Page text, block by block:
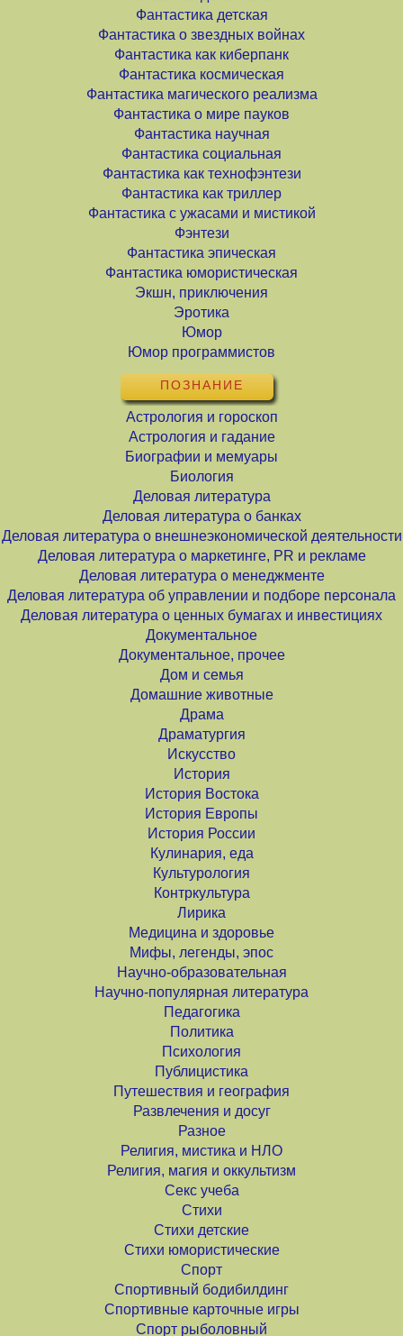
Фантастика детская
Фантастика о звездных войнах
Фантастика как киберпанк
Фантастика космическая
Фантастика магического реализма
Фантастика о мире пауков
Фантастика научная
Фантастика социальная
Фантастика как технофэнтези
Фантастика как триллер
Фантастика с ужасами и мистикой
Фэнтези
Фантастика эпическая
Фантастика юмористическая
Экшн, приключения
Эротика
Юмор
Юмор программистов
ПОЗНАНИЕ
Астрология и гороскоп
Астрология и гадание
Биографии и мемуары
Биология
Деловая литература
Деловая литература о банках
Деловая литература о внешнеэкономической деятельности
Деловая литература о маркетинге, PR и рекламе
Деловая литература о менеджменте
Деловая литература об управлении и подборе персонала
Деловая литература о ценных бумагах и инвестициях
Документальное
Документальное, прочее
Дом и семья
Домашние животные
Драма
Драматургия
Искусство
История
История Востока
История Европы
История России
Кулинария, еда
Культурология
Контркультура
Лирика
Медицина и здоровье
Мифы, легенды, эпос
Научно-образовательная
Научно-популярная литература
Педагогика
Политика
Психология
Публицистика
Путешествия и география
Развлечения и досуг
Разное
Религия, мистика и НЛО
Религия, магия и оккультизм
Секс учеба
Стихи
Стихи детские
Стихи юмористические
Спорт
Спортивный бодибилдинг
Спортивные карточные игры
Спорт рыболовный